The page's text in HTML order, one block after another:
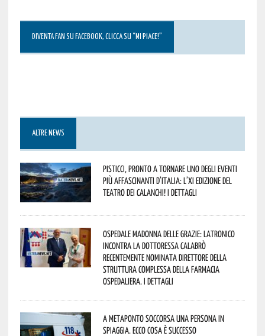
DIVENTA FAN SU FACEBOOK, CLICCA SU “MI PIACE!”
ALTRE NEWS
Pisticci, pronto a tornare uno degli eventi
più affascinanti d’Italia: l’XI edizione del
Teatro dei Calanchi! I dettagli
Ospedale Madonna delle Grazie: Latronico
incontra la dottoressa Calabrò
recentemente nominata Direttore della
Struttura Complessa della Farmacia
Ospedaliera. I dettagli
A Metaponto soccorsa una persona in
spiaggia. Ecco cosa è successo